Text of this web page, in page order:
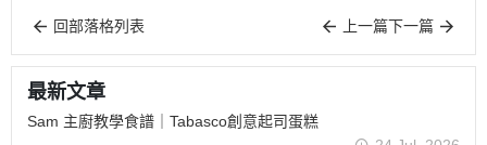
回部落格列表 上一篇下一篇
最新文章
Sam 主廚教學食譜｜Tabasco創意起司蛋糕